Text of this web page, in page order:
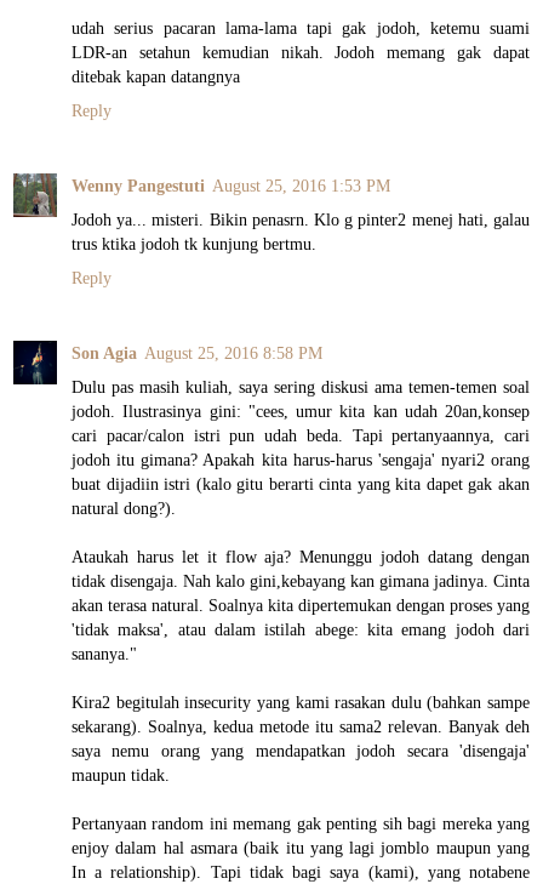
udah serius pacaran lama-lama tapi gak jodoh, ketemu suami
LDR-an setahun kemudian nikah. Jodoh memang gak dapat
ditebak kapan datangnya
Reply
Wenny Pangestuti August 25, 2016 1:53 PM
Jodoh ya... misteri. Bikin penasrn. Klo g pinter2 menej hati, galau
trus ktika jodoh tk kunjung bertmu.
Reply
Son Agia August 25, 2016 8:58 PM
Dulu pas masih kuliah, saya sering diskusi ama temen-temen soal
jodoh. Ilustrasinya gini: "cees, umur kita kan udah 20an,konsep
cari pacar/calon istri pun udah beda. Tapi pertanyaannya, cari
jodoh itu gimana? Apakah kita harus-harus 'sengaja' nyari2 orang
buat dijadiin istri (kalo gitu berarti cinta yang kita dapet gak akan
natural dong?).
Ataukah harus let it flow aja? Menunggu jodoh datang dengan
tidak disengaja. Nah kalo gini,kebayang kan gimana jadinya. Cinta
akan terasa natural. Soalnya kita dipertemukan dengan proses yang
'tidak maksa', atau dalam istilah abege: kita emang jodoh dari
sananya."
Kira2 begitulah insecurity yang kami rasakan dulu (bahkan sampe
sekarang). Soalnya, kedua metode itu sama2 relevan. Banyak deh
saya nemu orang yang mendapatkan jodoh secara 'disengaja'
maupun tidak.
Pertanyaan random ini memang gak penting sih bagi mereka yang
enjoy dalam hal asmara (baik itu yang lagi jomblo maupun yang
In a relationship). Tapi tidak bagi saya (kami), yang notabene